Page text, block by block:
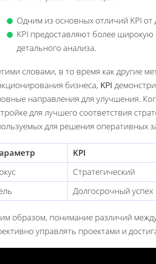
Одним из основных отличий KPI
KPI предоставляют более
детального анализа.
словами, в то время как другие
бизнеса, KPI
направления для улучшения.
для лучшего соответствия
для решения оперативных
KPI
Стратегический
Долгосрочный успех
образом, понимание различий
управлять проектами и